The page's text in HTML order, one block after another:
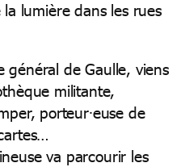
lumière dans les rues
général de Gaulle, viens
militante,
porteur⸱euse de
va parcourir les